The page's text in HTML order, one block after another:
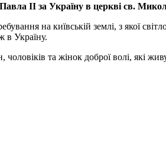
ІІ за Україну в церкві св.
на київській землі, з якої
в Україну.
та жінок доброї волі, які